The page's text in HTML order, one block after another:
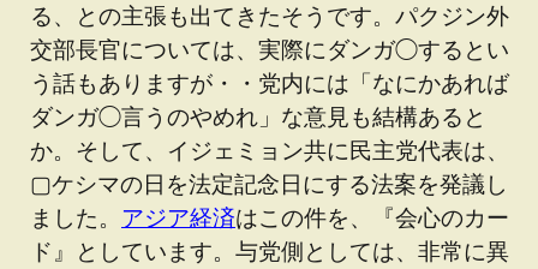
る、との主張も出てきたそうです。パクジン外
交部長官については、実際にダンガ◯するとい
う話もありますが・・党内には「なにかあれば
ダンガ◯言うのやめれ」な意見も結構あると
か。そして、イジェミョン共に民主党代表は、
▢ケシマの日を法定記念日にする法案を発議し
ました。 アジア経済はこの件を、『会心のカー
ド』としています。与党側としては、非常に異